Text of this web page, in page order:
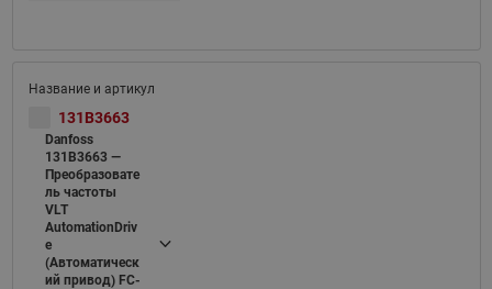
131B3663
Danfoss
131B3663 —
Преобразовате
ль частоты
VLT
AutomationDriv
e
(Автоматическ
ий привод) FC-